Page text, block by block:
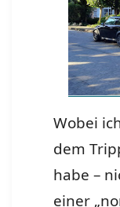
Wobei
dem
habe –
einer